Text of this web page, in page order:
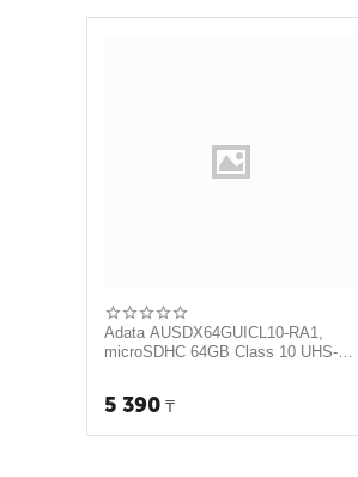
Adata AUSDX64GUICL10-RA1,
microSDHC 64GB Class 10 UHS-I
5 390 ₸